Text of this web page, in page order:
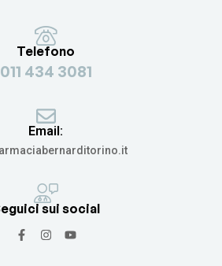
Telefono
011 434 3081
Email:
sui social